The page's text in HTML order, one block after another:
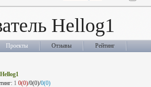
Hellog1
Проекты Отзывы Рейтинг
Hellog1
1 0(0)/0(0)/0(0)